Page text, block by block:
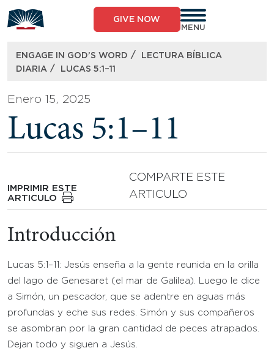
to
content
GIVE NOW
MENU
ENGAGE IN GOD’S WORD /
LECTURA BÍBLICA
DIARIA / LUCAS 5:1–11
Enero 15, 2025
Lucas 5:1–11
IMPRIMIR ESTE
ARTICULO
COMPARTE ESTE
ARTICULO
Introducción
Lucas 5:1–11: Jesús enseña a la gente reunida en la orilla
del lago de Genesaret (el mar de Galilea). Luego le dice
a Simón, un pescador, que se adentre en aguas más
profundas y eche sus redes. Simón y sus compañeros
se asombran por la gran cantidad de peces atrapados.
Dejan todo y siguen a Jesús.